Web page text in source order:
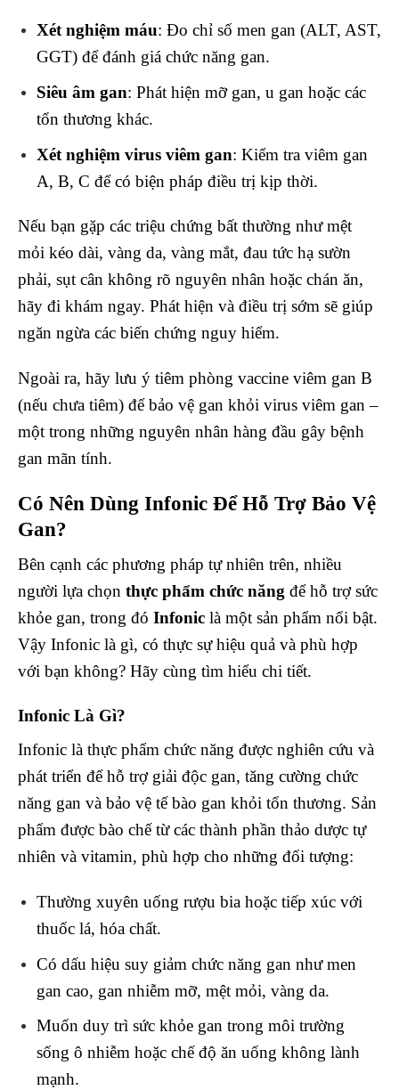
Xét nghiệm máu: Đo chỉ số men gan (ALT, AST,
GGT) để đánh giá chức năng gan.
Siêu âm gan: Phát hiện mỡ gan, u gan hoặc các
tổn thương khác.
Xét nghiệm virus viêm gan: Kiểm tra viêm gan
A, B, C để có biện pháp điều trị kịp thời.
Nếu bạn gặp các triệu chứng bất thường như mệt
mỏi kéo dài, vàng da, vàng mắt, đau tức hạ sườn
phải, sụt cân không rõ nguyên nhân hoặc chán ăn,
hãy đi khám ngay. Phát hiện và điều trị sớm sẽ giúp
ngăn ngừa các biến chứng nguy hiểm.
Ngoài ra, hãy lưu ý tiêm phòng vaccine viêm gan B
(nếu chưa tiêm) để bảo vệ gan khỏi virus viêm gan –
một trong những nguyên nhân hàng đầu gây bệnh
gan mãn tính.
Có Nên Dùng Infonic Để Hỗ Trợ Bảo Vệ
Gan?
Bên cạnh các phương pháp tự nhiên trên, nhiều
người lựa chọn thực phẩm chức năng để hỗ trợ sức
khỏe gan, trong đó Infonic là một sản phẩm nổi bật.
Vậy Infonic là gì, có thực sự hiệu quả và phù hợp
với bạn không? Hãy cùng tìm hiểu chi tiết.
Infonic Là Gì?
Infonic là thực phẩm chức năng được nghiên cứu và
phát triển để hỗ trợ giải độc gan, tăng cường chức
năng gan và bảo vệ tế bào gan khỏi tổn thương. Sản
phẩm được bào chế từ các thành phần thảo dược tự
nhiên và vitamin, phù hợp cho những đối tượng:
Thường xuyên uống rượu bia hoặc tiếp xúc với
thuốc lá, hóa chất.
Có dấu hiệu suy giảm chức năng gan như men
gan cao, gan nhiễm mỡ, mệt mỏi, vàng da.
Muốn duy trì sức khỏe gan trong môi trường
sống ô nhiễm hoặc chế độ ăn uống không lành
mạnh.